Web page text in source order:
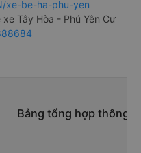
xe-be-ha-phu-yen
Tây Hòa - Phú Yên Cư
Bảng tổng hợp thông